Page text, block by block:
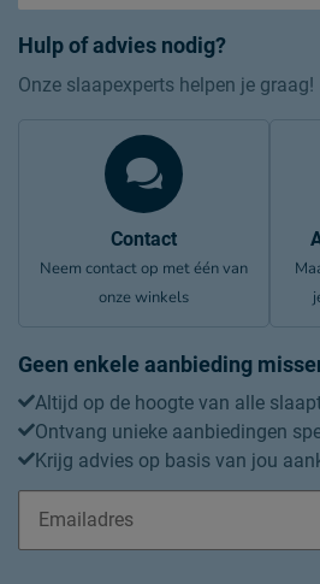
Hulp of advies nodig?
Onze slaapexperts helpen je graag!
Contact
Neem contact op met één van
onze winkels
Geen enkele aanbieding
Altijd op de hoogte van alle
Ontvang unieke aanbiedingen
Krijg advies op basis van jou